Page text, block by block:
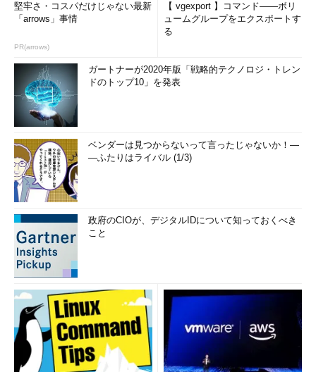
堅牢さ・コスパだけじゃない最新
「arrows」事情
PR(arrows)
【 vgexport 】コマンド――ボリ
ュームグループをエクスポートす
る
ガートナーが2020年版「戦略的テクノロジ・トレン
ドのトップ10」を発表
ベンダーは見つからないって言ったじゃないか！―
―ふたりはライバル (1/3)
政府のCIOが、デジタルIDについて知っておくべき
こと